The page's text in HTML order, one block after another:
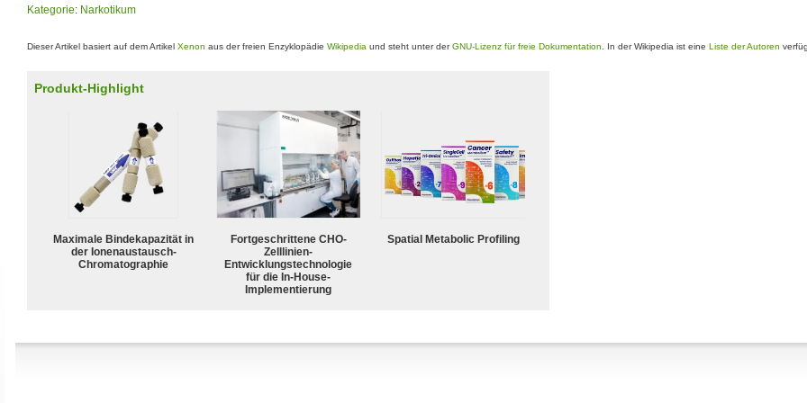
Kategorie: Narkotikum
Dieser Artikel basiert auf dem Artikel Xenon aus der freien Enzyklopädie Wikipedia und steht unter derGNU-Lizenz für freie Dokumentation . In der Wikipedia ist eine Liste der Autoren
Produkt-Highlight
Maximale Bindekapazität in
der Ionenaustausch-
Chromatographie
Fortgeschrittene CHO-
Zelllinien-
Entwicklungstechnologie
für die In-House-
Implementierung
Spatial Metabolic Profiling